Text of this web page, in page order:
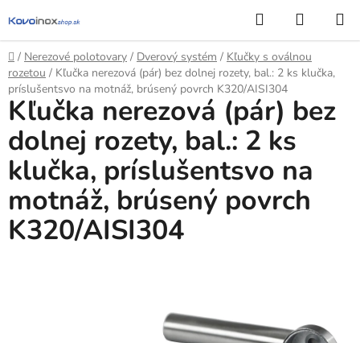
na
obsah
Hľadať
KOŠÍK
Domov
/ Nerezové polotovary / Dverový systém / Kľučky s oválnou
rozetou / Kľučka nerezová (pár) bez dolnej rozety, bal.: 2 ks klučka,
príslušentsvo na motnáž, brúsený povrch K320/AISI304
Kľučka nerezová (pár) bez
dolnej rozety, bal.: 2 ks
klučka, príslušentsvo na
motnáž, brúsený povrch
K320/AISI304